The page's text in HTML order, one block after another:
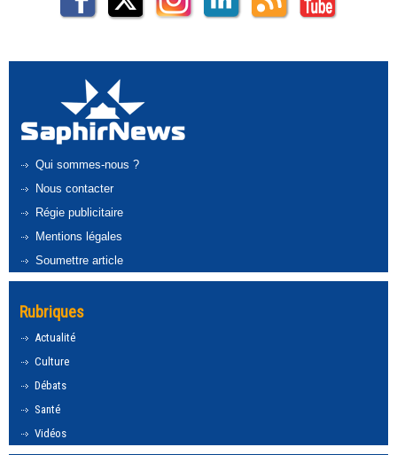
Qui sommes-nous ?
Nous contacter
Régie publicitaire
Mentions légales
Soumettre article
Rubriques
Actualité
Culture
Débats
Santé
Vidéos